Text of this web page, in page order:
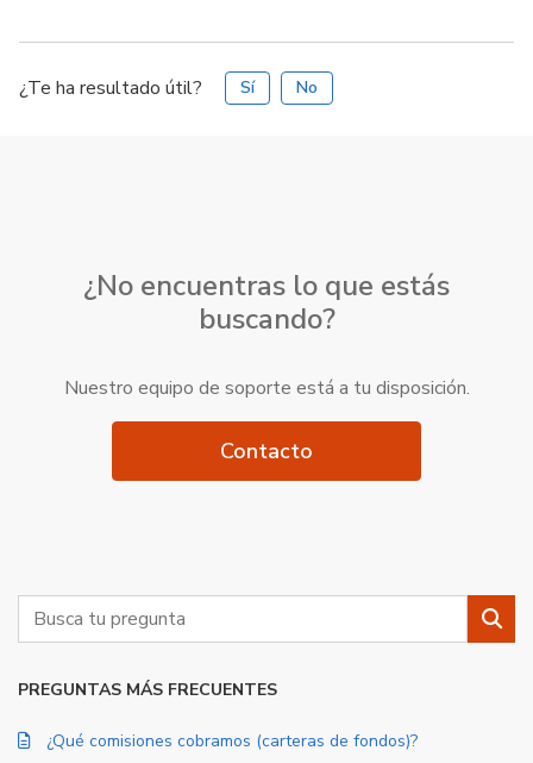
¿Te ha resultado útil? Sí No
¿No encuentras lo que estás
buscando?
Nuestro equipo de soporte está a tu disposición.
Contacto
Buscar
PREGUNTAS MÁS FRECUENTES
¿Qué comisiones cobramos (carteras de fondos)?